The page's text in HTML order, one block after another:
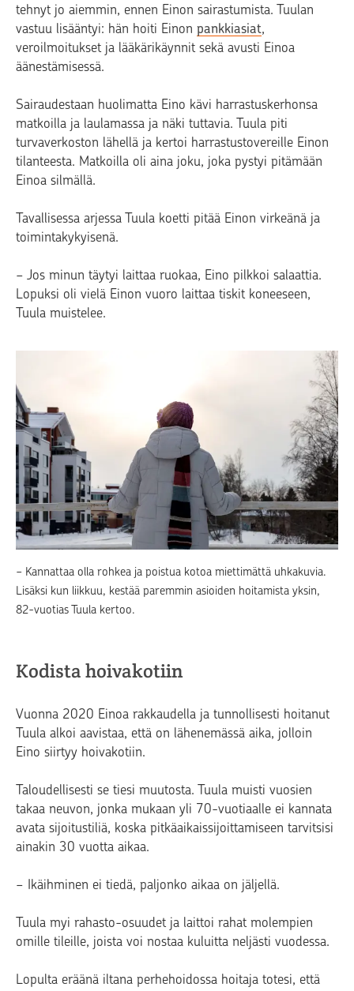
tehnyt jo aiemmin, ennen Einon sairastumista. Tuulan
vastuu lisääntyi: hän hoiti Einon pankkiasiat,
veroilmoitukset ja lääkärikäynnit sekä avusti Einoa
äänestämisessä.
Sairaudestaan huolimatta Eino kävi harrastuskerhonsa
matkoilla ja laulamassa ja näki tuttavia. Tuula piti
turvaverkoston lähellä ja kertoi harrastustovereille Einon
tilanteesta. Matkoilla oli aina joku, joka pystyi pitämään
Einoa silmällä.
Tavallisessa arjessa Tuula koetti pitää Einon virkeänä ja
toimintakykyisenä.
− Jos minun täytyi laittaa ruokaa, Eino pilkkoi salaattia.
Lopuksi oli vielä Einon vuoro laittaa tiskit koneeseen,
Tuula muistelee.
− Kannattaa olla rohkea ja poistua kotoa miettimättä uhkakuvia.
Lisäksi kun liikkuu, kestää paremmin asioiden hoitamista yksin,
82-vuotias Tuula kertoo.
Kodista hoivakotiin
Vuonna 2020 Einoa rakkaudella ja tunnollisesti hoitanut
Tuula alkoi aavistaa, että on lähenemässä aika, jolloin
Eino siirtyy hoivakotiin.
Taloudellisesti se tiesi muutosta. Tuula muisti vuosien
takaa neuvon, jonka mukaan yli 70-vuotiaalle ei kannata
avata sijoitustiliä, koska pitkäaikaissijoittamiseen tarvitsisi
ainakin 30 vuotta aikaa.
− Ikäihminen ei tiedä, paljonko aikaa on jäljellä.
Tuula myi rahasto-osuudet ja laittoi rahat molempien
omille tileille, joista voi nostaa kuluitta neljästi vuodessa.
Lopulta eräänä iltana perhehoidossa hoitaja totesi, että